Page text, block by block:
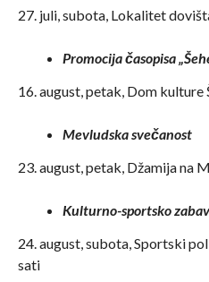
27. juli, subota, Lokalitet
Promocija časopisa
16. august, petak, Dom kulture
Mevludska svečanost
23. august, petak, Džamija na
Kulturno-sportsko
24. august, subota, Sportski
sati